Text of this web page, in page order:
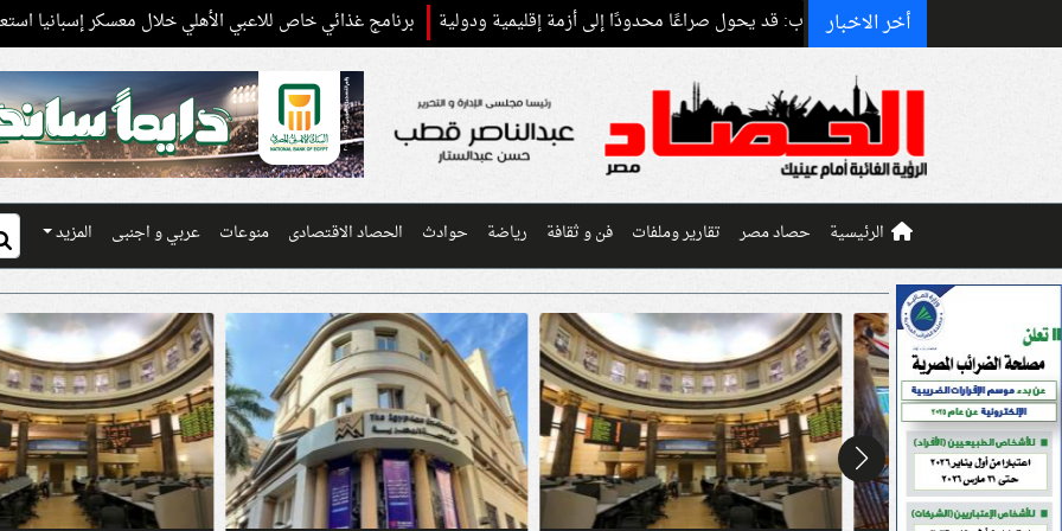
أخر الاخبار
من سوء تقدير الحروب: قد يحول صراعًا محدودًا إلى أزمة إقليمية ودولية برنامج غذائي خاص للاعبي الأهلي خلال معسكر إسبانيا استعدادًا للموسم
الرئيسية حصاد مصر تقارير وملفات فن و ثقافة رياضة حوادث الحصاد الاقتصادى منوعات عربي و اجنبى المزيد